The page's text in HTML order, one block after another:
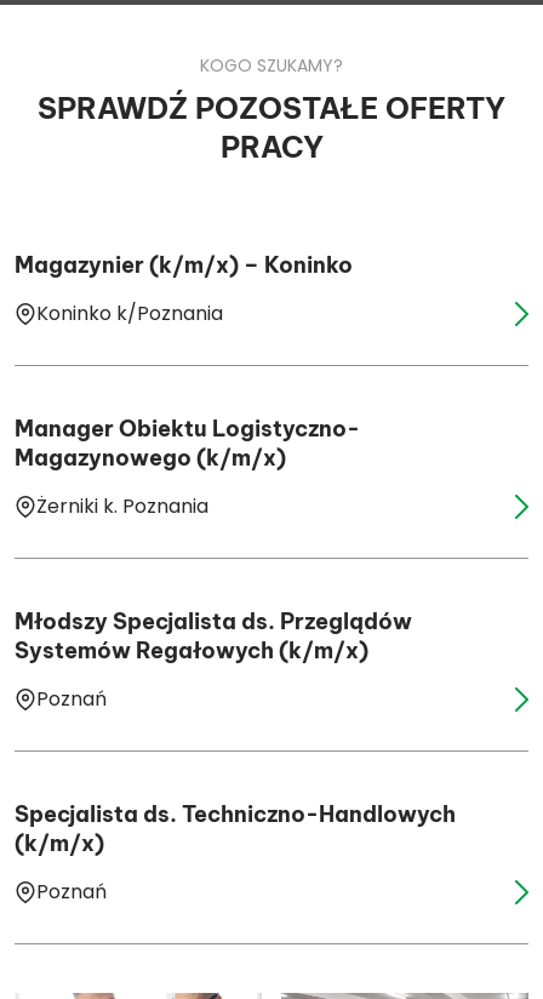
KOGO SZUKAMY?
SPRAWDŹ POZOSTAŁE OFERTY
PRACY
Magazynier (k/m/x) – Koninko
Koninko k/Poznania
Manager Obiektu Logistyczno-
Magazynowego (k/m/x)
Żerniki k. Poznania
Młodszy Specjalista ds. Przeglądów
Systemów Regałowych (k/m/x)
Poznań
Specjalista ds. Techniczno-Handlowych
(k/m/x)
Poznań